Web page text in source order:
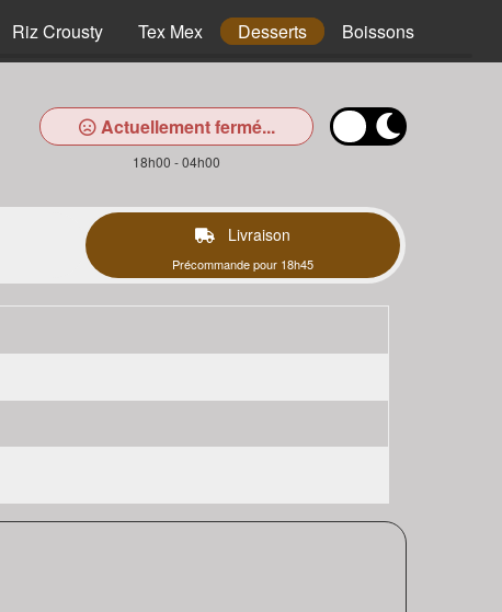
Riz Crousty Tex Mex Desserts Boissons
Actuellement fermé...
18h00 - 04h00
Livraison
Précommande pour 18h45